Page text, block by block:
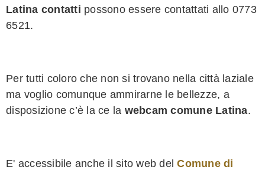
Latina contatti possono essere contattati allo 0773
6521.
Per tutti coloro che non si trovano nella città laziale
ma voglio comunque ammirarne le bellezze, a
disposizione c’è la ce la webcam comune Latina.
E' accessibile anche il sito web delComune di